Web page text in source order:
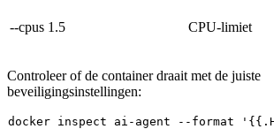
--cpus 1.5 CPU-limiet
Controleer of de container draait met de juiste
beveiligingsinstellingen:
docker inspect ai-agent --format